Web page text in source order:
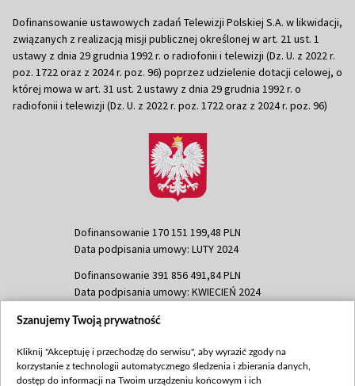
Dofinansowanie ustawowych zadań Telewizji Polskiej S.A. w likwidacji,
związanych z realizacją misji publicznej określonej w art. 21 ust. 1
ustawy z dnia 29 grudnia 1992 r. o radiofonii i telewizji (Dz. U. z 2022 r.
poz. 1722 oraz z 2024 r. poz. 96) poprzez udzielenie dotacji celowej, o
której mowa w art. 31 ust. 2 ustawy z dnia 29 grudnia 1992 r. o
radiofonii i telewizji (Dz. U. z 2022 r. poz. 1722 oraz z 2024 r. poz. 96)
Dofinansowanie 170 151 199,48 PLN
Data podpisania umowy: LUTY 2024
Dofinansowanie 391 856 491,84 PLN
Data podpisania umowy: KWIECIEŃ 2024
Dofinansowanie 237 754 754,24 PLN
Dofinansowanie 290 817 240,00 PLN
Data podpisania umowy i aneksów:
Szanujemy Twoją prywatność
Kliknij "Akceptuję i przechodzę do serwisu", aby wyrazić zgody na
korzystanie z technologii automatycznego śledzenia i zbierania danych,
dostęp do informacji na Twoim urządzeniu końcowym i ich